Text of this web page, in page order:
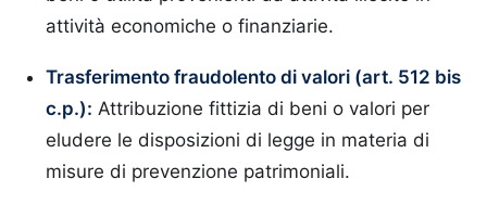
attività economiche o finanziarie.
Trasferimento fraudolento di valori (art. 512 bis
c.p.): Attribuzione fittizia di beni o valori per
eludere le disposizioni di legge in materia di
misure di prevenzione patrimoniali.